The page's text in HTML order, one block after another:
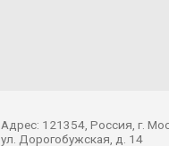
Адрес: 121354, Россия, г.
ул. Дорогобужская, д. 14